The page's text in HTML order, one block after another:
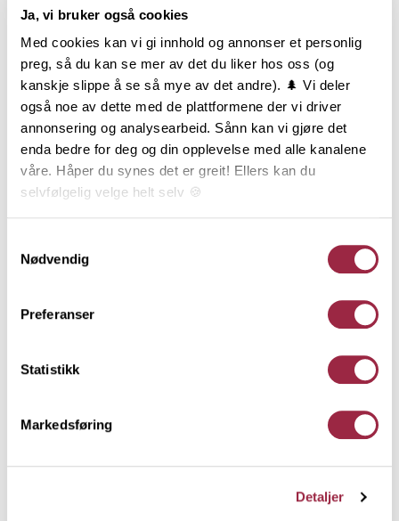
Ja, vi bruker også cookies
Med cookies kan vi gi innhold og annonser et personlig
preg, så du kan se mer av det du liker hos oss (og
kanskje slippe å se så mye av det andre). 🌲 Vi deler
også noe av dette med de plattformene der vi driver
annonsering og analysearbeid. Sånn kan vi gjøre det
enda bedre for deg og din opplevelse med alle kanalene
våre. Håper du synes det er greit! Ellers kan du
selvfølgelig velge helt selv 🍪
Nødvendig
Preferanser
Statistikk
Markedsføring
Detaljer
Platting med pergola og
pergola, plantekasser og trapp som
Les mer